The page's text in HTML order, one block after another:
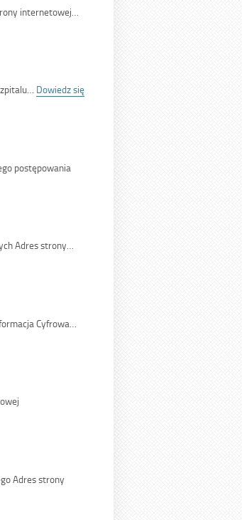
internetowej…
Dowiedz się
postępowania
Adres strony…
Cyfrowa…
Adres strony